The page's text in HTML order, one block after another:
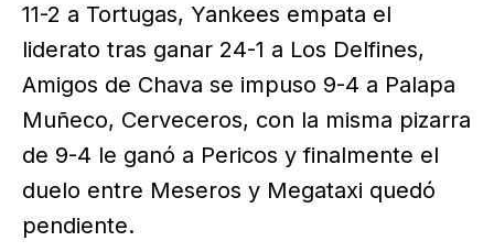
11-2 a Tortugas, Yankees empata el
liderato tras ganar 24-1 a Los Delfines,
Amigos de Chava se impuso 9-4 a Palapa
Muñeco, Cerveceros, con la misma pizarra
de 9-4 le ganó a Pericos y finalmente el
duelo entre Meseros y Megataxi quedó
pendiente.